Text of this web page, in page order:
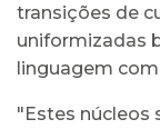
transições de
uniformizadas
linguagem
"Estes núcleos